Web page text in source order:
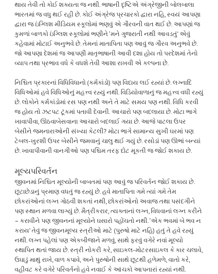
થાય તેવી તો કોઈ શક્યતા જ નથી. ભાષાની દૃષ્ટિએ અંગ્રેજીની બોલબાલા
ભારતમાં જ વધુ થઈ રહી છે. કોઈ અંગ્રેજ પ્રચારકો દ્વારા નહિ, સ્વયં આપણા
દ્વારા જ ઇંગ્લિશ મીડિયમ સ્કૂલોમાં ભણવું એ ગૌરવની વાત થઈ છે. આપણાં જ
કુમળાં બાળકો ઇંગ્લિશ સ્કૂલોમાં ભણીને ‘મને ગુજરાતી નથી આવડતું’ એવું
કહેવામાં મોટાઈ અનુભવે છે. તેમનાં માતાપિતા પણ આવું જ ગૌરવ અનુભવે છે.
જો આપણા દેશમાં જ આપણી માતૃભાષાની આવી દશા હોય તો પરદેશમાં તેનો
વ્યાપ તથા પ્રભાવ વધે કે વધશે તેવી આશા રાખવી એ કલ્પના છે.
નિશ્ચિત પ્રકારનાં વિધિવિધાનો (કર્મકાંડો) પણ વિદાય લઈ રહ્યાં છે. લગ્નાદિ
વિધિઓમાં હવે વિધિઓનું મહત્ત્વ રહ્યું નથી. વિડિયોવાળાનું જ મહત્ત્વ વધી રહ્યું
છે. લોકોને કર્મકાંડોમાં રસ પણ નથી અને તે માટે સમય પણ નથી. વિધિ કરવી
જ હોય તો ઝટપટ ટૂંકમાં પતાવી દેવાની. આચારો પણ બદલાયા છે. મોટા ભાગે
ખાવાપીવા, ઊઠવાબેસવાના આચારો બદલાઈ ગયા છે. આજે પાટલા ઉપર
બેસીને જમનારાઓની સંખ્યા કેટલી? મોટા ભાગે સામાન્ય સુખી ઘરમાં પણ
ટેબલ-ખુરશી ઉપર બેસીને જમવાનું ચાલુ થઈ ગયું છે. રસોડાં પણ ઊભાં બન્યાં
છે. ખાવાપીવાની વાનગીઓ પણ પશ્ચિમ તરફ દોટ મૂકતી જ જોઈ શકાય છે.
મૂલ્યપરિવર્તન
જીવનમાં નિશ્ચિત મૂલ્યોની બાબતમાં પણ આવું જ પરિવર્તન જોઈ શકાય છે.
છૂટાછેડાનું પ્રમાણ વધતું જ રહ્યું છે. હવે માતાપિતા ગમે ત્યાં ગમે તેમ
છોકરાંઓનાં લગ્ન ગોઠવી શકતાં નથી, છોકરાંઓનો અવાજ તથા પસંદગીને
પણ સ્થાન મળવા લાગ્યું છે. મૈત્રીકરાર, ત્યક્તાનાં લગ્ન, વિધવાનાં લગ્ન કરીને
– કરાવીને પણ જીવનનાં મૂલ્યોને ઘસારો પહોંચતો નથી. ‘એક ભવમાં બે ભવ ન
કરાય’ તેવું જ જીવનમૂલ્ય સ્ત્રીઓ માટે (પુરુષો માટે નહિ) હતું તે હવે રહ્યું
નથી. લગ્ન પહેલાં પણ એકબીજાને મળવું, સાથે ફરવું વગેરે નવાં મૂલ્યો
સ્થાપિત થતાં જાય છે. સ્ત્રી નોકરી કરે, સાઇકલ-મોટરસાઇકલ કે કાર ચલાવે,
ઉઘાડું માથું રાખે, વાળ કપાવે, અને પુરુષોની સાથે છૂટથી હળેમળે, વાતો કરે,
વહીવટ કરે વગેરે પરિવર્તનો હવે નવાઈ કે આંચકો આપનારાં રહ્યાં નથી.